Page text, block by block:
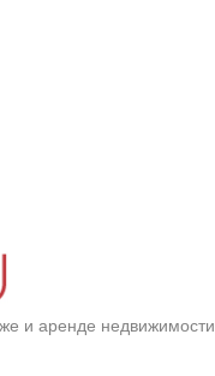
и аренде недвижимости